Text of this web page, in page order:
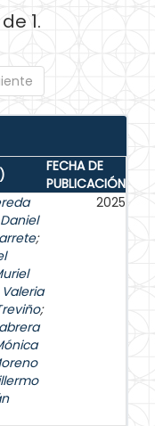
1.
FECHA DE
PUBLICACIÓN
Daniel
;
Valeria
;
2025